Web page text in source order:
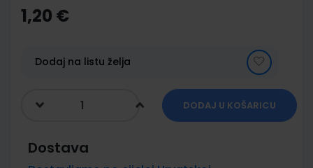
the
beginning
gallery
1,20 €
Dodaj na listu želja
DODAJ U KOŠARICU
Dostava